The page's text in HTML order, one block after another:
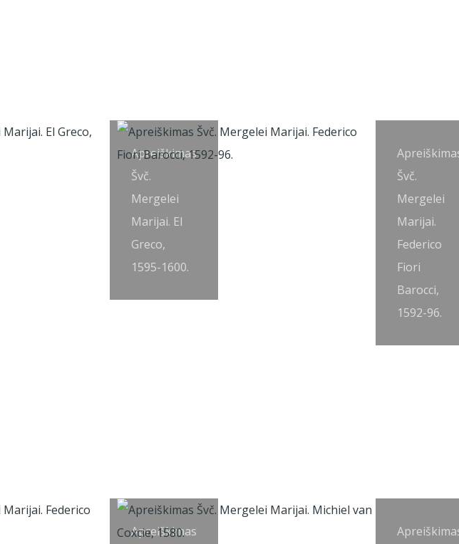
Apreiškimas
Švč.
Mergelei
Marijai. El
Greco,
1595-1600.
Švč.
Mergelei
Marijai.
Federico
Fiori
Barocci,
1592-96.
Apreiškimas